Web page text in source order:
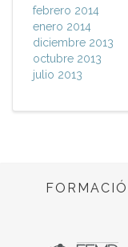
febrero 2014
enero 2014
diciembre 2013
octubre 2013
julio 2013